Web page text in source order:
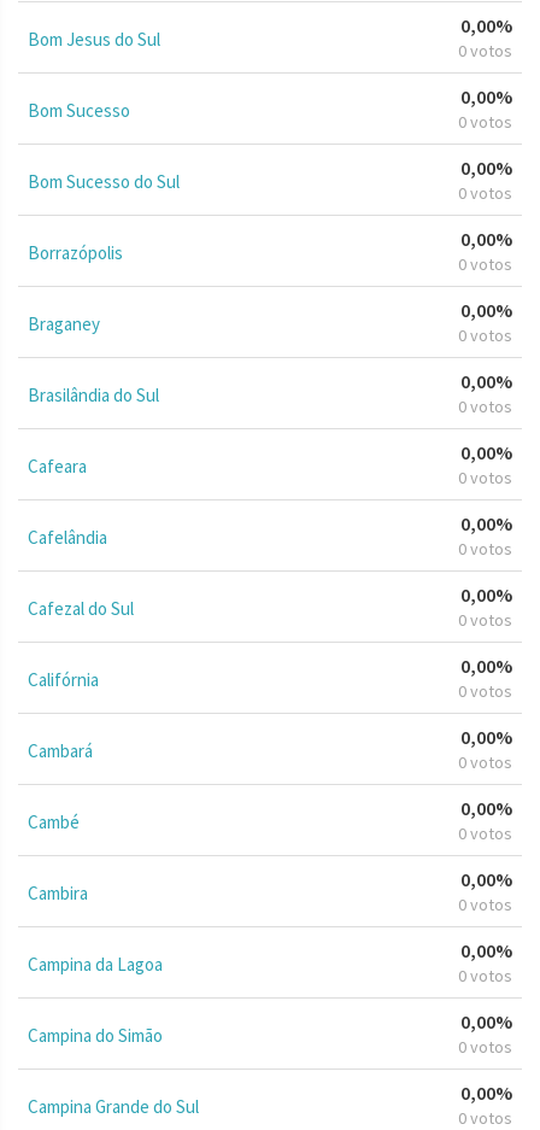
Bom Jesus do Sul
0,00%
0 votos
Bom Sucesso
0,00%
0 votos
Bom Sucesso do Sul
0,00%
0 votos
Borrazópolis
0,00%
0 votos
Braganey
0,00%
0 votos
Brasilândia do Sul
0,00%
0 votos
Cafeara
0,00%
0 votos
Cafelândia
0,00%
0 votos
Cafezal do Sul
0,00%
0 votos
Califórnia
0,00%
0 votos
Cambará
0,00%
0 votos
Cambé
0,00%
0 votos
Cambira
0,00%
0 votos
Campina da Lagoa
0,00%
0 votos
Campina do Simão
0,00%
0 votos
Campina Grande do Sul
0,00%
0 votos